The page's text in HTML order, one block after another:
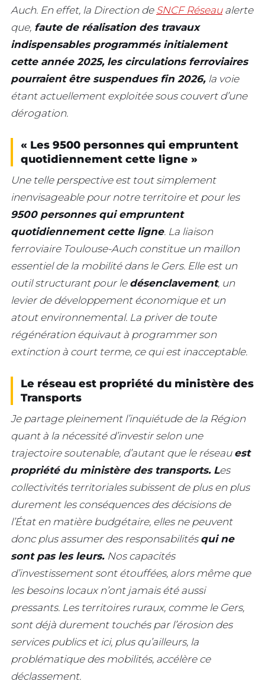
Auch. En effet, la Direction de SNCF Réseaualerte
que, faute de réalisation des travaux
indispensables programmés initialement
cette année 2025, les circulations ferroviaires
pourraient être suspendues fin 2026, la voie
étant actuellement exploitée sous couvert d’une
dérogation.
« Les 9500 personnes qui empruntent
quotidiennement cette ligne »
Une telle perspective est tout simplement
inenvisageable pour notre territoire et pour les
9500 personnes qui empruntent
quotidiennement cette ligne. La liaison
ferroviaire Toulouse-Auch constitue un maillon
essentiel de la mobilité dans le Gers. Elle est un
outil structurant pour le désenclavement, un
levier de développement économique et un
atout environnemental. La priver de toute
régénération équivaut à programmer son
extinction à court terme, ce qui est inacceptable.
Le réseau est propriété du ministère des
Transports
Je partage pleinement l’inquiétude de la Région
quant à la nécessité d’investir selon une
trajectoire soutenable, d’autant que le réseau est
propriété du ministère des transports. Les
collectivités territoriales subissent de plus en plus
durement les conséquences des décisions de
l’État en matière budgétaire, elles ne peuvent
donc plus assumer des responsabilités qui ne
sont pas les leurs. Nos capacités
d’investissement sont étouffées, alors même que
les besoins locaux n’ont jamais été aussi
pressants. Les territoires ruraux, comme le Gers,
sont déjà durement touchés par l’érosion des
services publics et ici, plus qu’ailleurs, la
problématique des mobilités, accélère ce
déclassement.